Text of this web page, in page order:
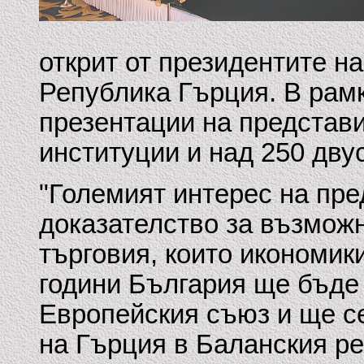
открит от президентите
Република Гърция. В
презентации на
институции и над 250
"Големият интерес на
доказателство за
търговия, които
години България ще
Европейския съюз и ще
на Гърция в Баланския